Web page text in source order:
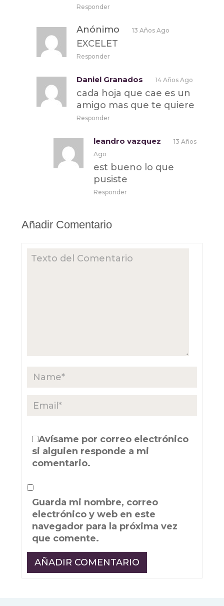
Responder
Anónimo 13 Años Ago
EXCELET
Responder
Daniel Granados 14 Años Ago
cada hoja que cae es un
amigo mas que te quiere
Responder
leandro vazquez
13 Años
Ago
est bueno lo que
pusiste
Responder
Añadir Comentario
Avísame por correo electrónico
si alguien responde a mi
comentario.
Guarda mi nombre, correo
electrónico y web en este
navegador para la próxima vez
que comente.